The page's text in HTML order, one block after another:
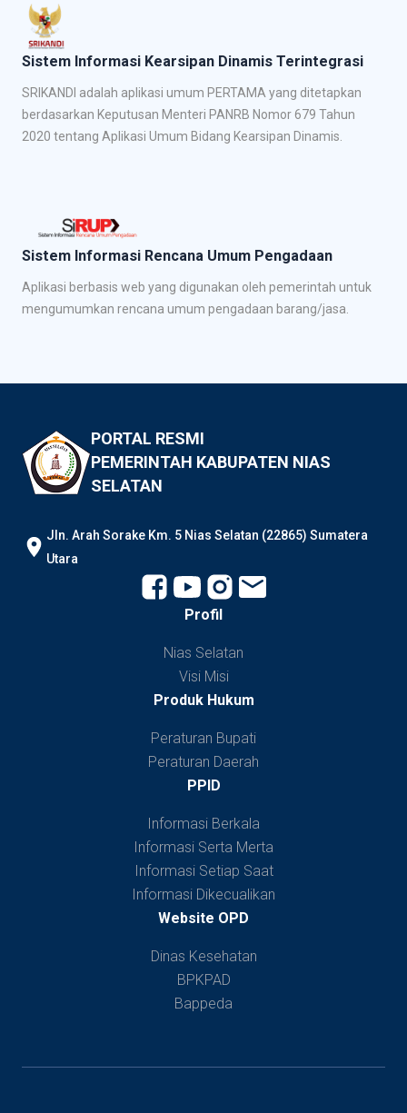
Sistem Informasi Kearsipan Dinamis Terintegrasi
SRIKANDI adalah aplikasi umum PERTAMA yang ditetapkan
berdasarkan Keputusan Menteri PANRB Nomor 679 Tahun
2020 tentang Aplikasi Umum Bidang Kearsipan Dinamis.
Sistem Informasi Rencana Umum Pengadaan
Aplikasi berbasis web yang digunakan oleh pemerintah untuk
mengumumkan rencana umum pengadaan barang/jasa.
PORTAL RESMI
PEMERINTAH KABUPATEN NIAS
SELATAN
JIn. Arah Sorake Km. 5 Nias Selatan (22865) Sumatera
Utara
Profil
Nias Selatan
Visi Misi
Produk Hukum
Peraturan Bupati
Peraturan Daerah
PPID
Informasi Berkala
Informasi Serta Merta
Informasi Setiap Saat
Informasi Dikecualikan
Website OPD
Dinas Kesehatan
BPKPAD
Bappeda